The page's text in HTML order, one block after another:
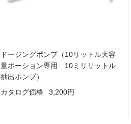
ドージングポンプ（10リットル大容
量ポーション専用 10ミリリットル
抽出ポンプ）
カタログ価格
3,200円